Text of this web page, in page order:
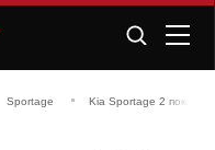
Sportage Kia Sportage 2